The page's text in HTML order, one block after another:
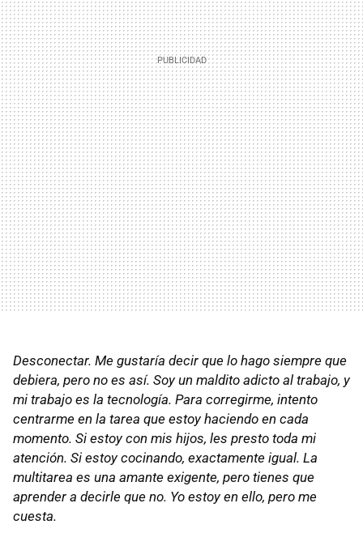
Desconectar. Me gustaría decir que lo hago siempre que
debiera, pero no es así. Soy un maldito adicto al trabajo, y
mi trabajo es la tecnología. Para corregirme, intento
centrarme en la tarea que estoy haciendo en cada
momento. Si estoy con mis hijos, les presto toda mi
atención. Si estoy cocinando, exactamente igual. La
multitarea es una amante exigente, pero tienes que
aprender a decirle que no. Yo estoy en ello, pero me
cuesta.